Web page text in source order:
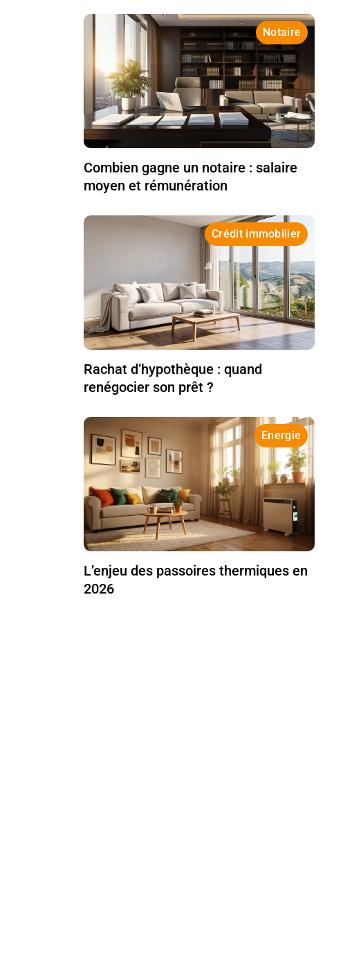
Notaire
Combien gagne un notaire : salaire
moyen et rémunération
Crédit immobilier
Rachat d’hypothèque : quand
renégocier son prêt ?
Energie
L’enjeu des passoires thermiques en
2026